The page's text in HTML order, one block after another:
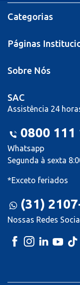
Categorias
Páginas
Sobre Nós
SAC
Assistência 24
0800 111
Whatsapp
Segunda à sexta
*Exceto feriados
(31)
Nossas Redes